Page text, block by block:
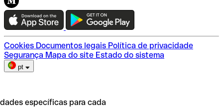
Teste a Qonto
Escolha do plano
Cookies Documentos legais Política de privacidade
Segurança Mapa do site Estado do sistema
pt
específicas para cada